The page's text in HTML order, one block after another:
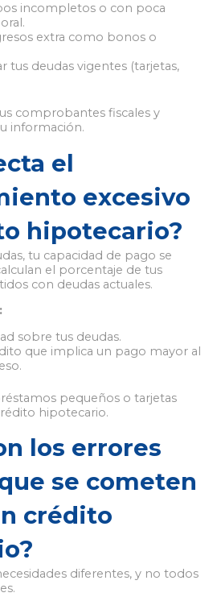
incompletos o con poca
extra como bonos o
tus deudas vigentes (tarjetas,
comprobantes fiscales y
información.
el
excesivo
hipotecario?
tu capacidad de pago se
el porcentaje de tus
con deudas actuales.
sobre tus deudas.
que implica un pago mayor al
pequeños o tarjetas
hipotecario.
los errores
se cometen
crédito
diferentes, y no todos